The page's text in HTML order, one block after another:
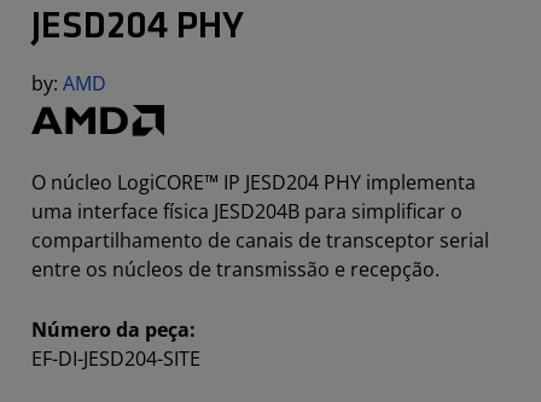
JESD204 PHY
by: AMD
O núcleo LogiCORE™ IP JESD204 PHY implementa
uma interface física JESD204B para simplificar o
compartilhamento de canais de transceptor serial
entre os núcleos de transmissão e recepção.
Número da peça:
EF-DI-JESD204-SITE